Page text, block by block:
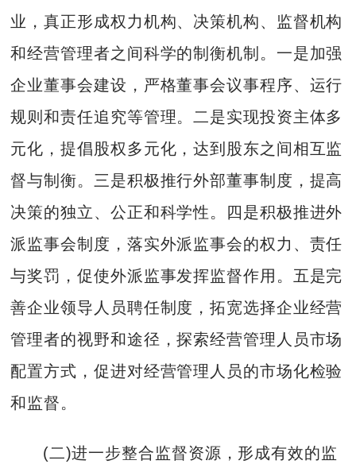
业，真正形成权力机构、决策机构、监督机构
和经营管理者之间科学的制衡机制。一是加强
企业董事会建设，严格董事会议事程序、运行
规则和责任追究等管理。二是实现投资主体多
元化，提倡股权多元化，达到股东之间相互监
督与制衡。三是积极推行外部董事制度，提高
决策的独立、公正和科学性。四是积极推进外
派监事会制度，落实外派监事会的权力、责任
与奖罚，促使外派监事发挥监督作用。五是完
善企业领导人员聘任制度，拓宽选择企业经营
管理者的视野和途径，探索经营管理人员市场
配置方式，促进对经营管理人员的市场化检验
和监督。
(二)进一步整合监督资源，形成有效的监